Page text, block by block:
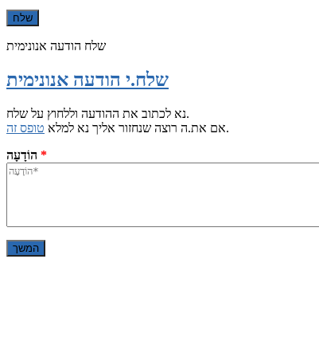
שלח הודעה אנונימית
שלח.י הודעה אנונימית
נא לכתוב את ההודעה וללחוץ על שלח.
אם את.ה רוצה שנחזור אליך נא למלא טופס זה
.
*